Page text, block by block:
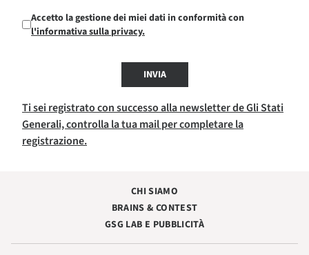
Accetto la gestione dei miei dati in conformità con
l'informativa sulla privacy.
INVIA
Ti sei registrato con successo alla newsletter de Gli Stati
Generali, controlla la tua mail per completare la
registrazione.
CHI SIAMO
BRAINS & CONTEST
GSG LAB E PUBBLICITÀ